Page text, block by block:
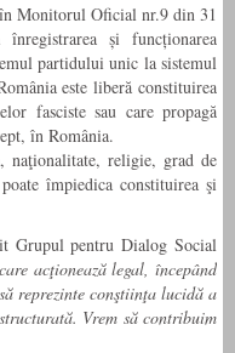
Monitorul Oficial nr.9 din 31
și funcționarea
partidului unic la sistemul
este liberă constituirea
fasciste sau care propagă
în România.
religie, grad de
împiedica constituirea şi
Grupul pentru Dialog Social
acţionează legal, începând
reprezinte conştiinţa lucidă a
Vrem să contribuim